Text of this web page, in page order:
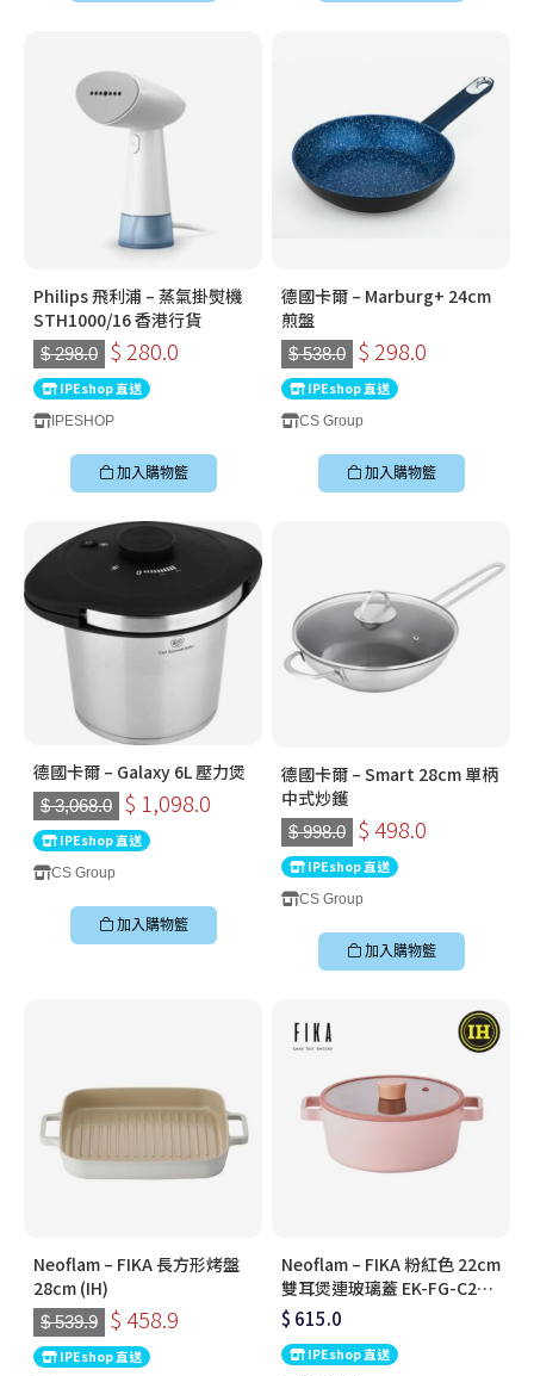
Philips 飛利浦 – 蒸氣掛熨機
STH1000/16 香港行貨
$ 298.0 $ 280.0
IPEshop 直送
IPESHOP
加入購物籃
德國卡爾 – Marburg+ 24cm
煎盤
$ 538.0 $ 298.0
IPEshop 直送
CS Group
加入購物籃
德國卡爾 – Galaxy 6L 壓力煲
$ 3,068.0 $ 1,098.0
IPEshop 直送
CS Group
加入購物籃
德國卡爾 – Smart 28cm 單柄
中式炒鑊
$ 998.0 $ 498.0
IPEshop 直送
CS Group
加入購物籃
Neoflam – FIKA 長方形烤盤
28cm (IH)
$ 539.9 $ 458.9
IPEshop 直送
Neoflam – FIKA 粉紅色 22cm
雙耳煲連玻璃蓋 EK-FG-C22P
(IH)
$ 615.0
IPEshop 直送